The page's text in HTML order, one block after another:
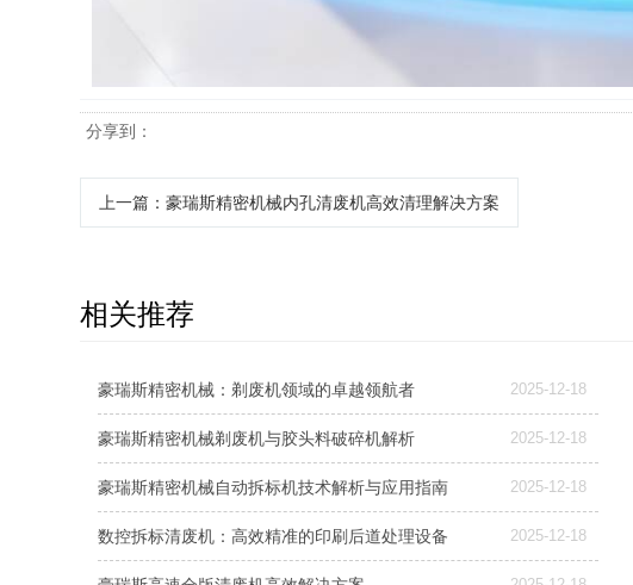
分享到：
上一篇 ：豪瑞斯精密机械内孔清废机高效清理解决方案
相关推荐
豪瑞斯精密机械：剃废机领域的卓越领航者 2025-12-18
豪瑞斯精密机械剃废机与胶头料破碎机解析 2025-12-18
豪瑞斯精密机械自动拆标机技术解析与应用指南 2025-12-18
数控拆标清废机：高效精准的印刷后道处理设备 2025-12-18